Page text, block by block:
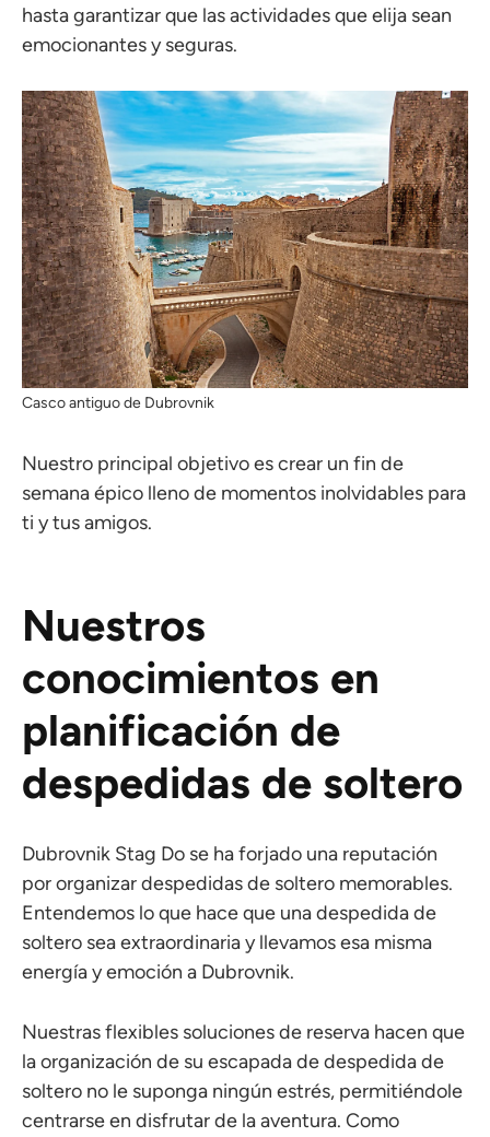
hasta garantizar que las actividades que elija sean
emocionantes y seguras.
Casco antiguo de Dubrovnik
Nuestro principal objetivo es crear un fin de
semana épico lleno de momentos inolvidables para
ti y tus amigos.
Nuestros
conocimientos en
planificación de
despedidas de soltero
Dubrovnik Stag Do se ha forjado una reputación
por organizar despedidas de soltero memorables.
Entendemos lo que hace que una despedida de
soltero sea extraordinaria y llevamos esa misma
energía y emoción a Dubrovnik.
Nuestras flexibles soluciones de reserva hacen que
la organización de su escapada de despedida de
soltero no le suponga ningún estrés, permitiéndole
centrarse en disfrutar de la aventura. Como